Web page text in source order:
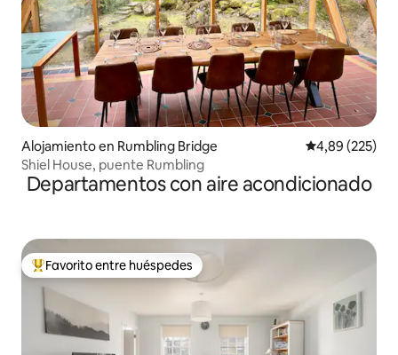
Alojamiento en Rumbling Bridge Calificación
4,89 (225)
Shiel House, puente Rumbling
Departamentos con aire acondicionado
Favorito entre los huéspedes más destacados
Favorito entre huéspedes